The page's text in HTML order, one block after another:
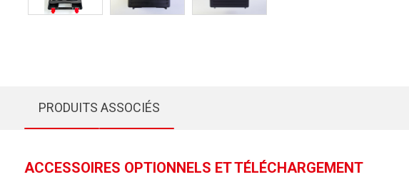
PRODUITS ASSOCIÉS
ACCESSOIRES OPTIONNELS ET TÉLÉCHARGEMENT